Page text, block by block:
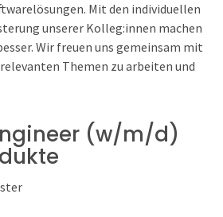
(w/m/d)
Mit den individuellen
unserer Kolleg:innen machen
Wir freuen uns gemeinsam mit
Themen zu arbeiten und